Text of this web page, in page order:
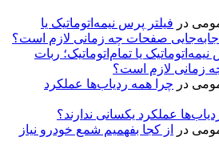
در فیلتر پرس نیمه‌اتوماتیک یا
جابه‌جایی صفحات چه زمانی لازم است؟
یا تمام‌اتوماتیک؛ ربات
زمانی لازم است؟
در چرا همه ردیاب‌ها عملکرد
عملکرد یکسانی ندارند؟
در
از کجا بفهمیم شمع خودرو نیاز